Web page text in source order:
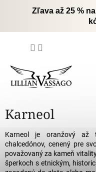
Zľava až 25 %
Karneol
Karneol je oranžový až
chalcedónov, cenený pre
považovaný za kameň
šperkoch s etnickým,